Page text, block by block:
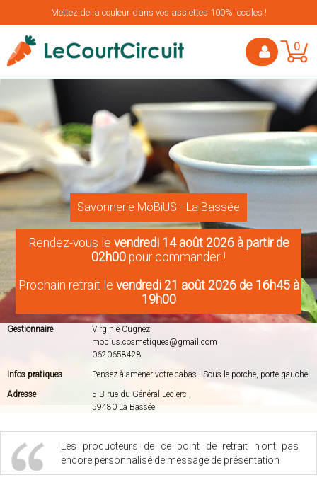
Mettez de la couleur dans vos assiettes 100% locales !
0
Savonnerie MöBiUS - La Bassée
Rendez-vous le vendredi 14 août 2026 à partir de
02h00 pour commander !
Prochain retrait le vendredi 21 août 2026 de 16h45 à
19h00
Gestionnaire
Virginie Cugnez
mobius.cosmetiques@gmail.com
0620658428
Infos pratiques
Pensez à amener votre cabas ! Sous le porche, porte gauche.
Adresse
5 B rue du Général Leclerc ,
59480 La Bassée
Les producteurs de ce point de retrait n'ont pas
encore personnalisé de message de présentation